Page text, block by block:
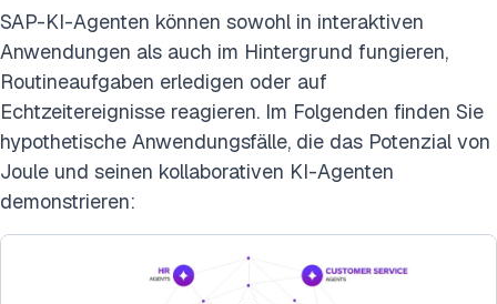
SAP-KI-Agenten können sowohl in interaktiven
Anwendungen als auch im Hintergrund fungieren,
Routineaufgaben erledigen oder auf
Echtzeitereignisse reagieren. Im Folgenden finden Sie
hypothetische Anwendungsfälle, die das Potenzial von
Joule und seinen kollaborativen KI-Agenten
demonstrieren: